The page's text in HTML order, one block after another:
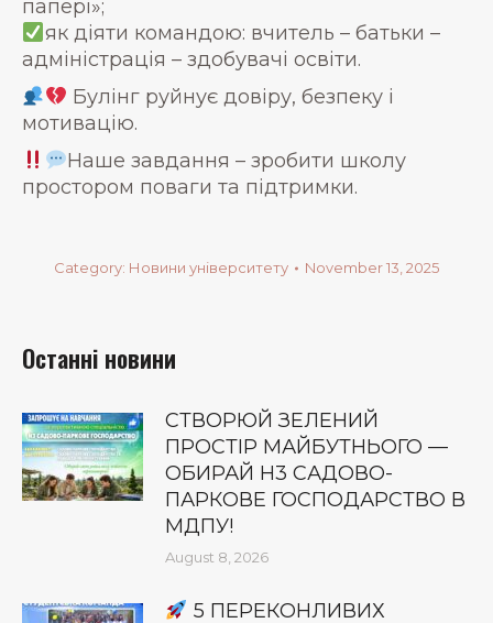
папері»;
як діяти командою: вчитель – батьки –
адміністрація – здобувачі освіти.
Булінг руйнує довіру, безпеку і
мотивацію.
Наше завдання – зробити школу
простором поваги та підтримки.
Category: Новини університету November 13, 2025
Останні новини
СТВОРЮЙ ЗЕЛЕНИЙ
ПРОСТІР МАЙБУТНЬОГО —
ОБИРАЙ Н3 САДОВО-
ПАРКОВЕ ГОСПОДАРСТВО В
МДПУ!
August 8, 2026
5 ПЕРЕКОНЛИВИХ